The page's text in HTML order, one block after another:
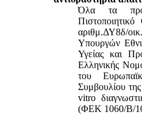
Όλα τα
αριθμ.ΔΥ8δ/
Υπουργών
Υγείας και
Ελληνικής
του
Συμβουλίου
vitro
(ΦΕΚ 1060/Β/